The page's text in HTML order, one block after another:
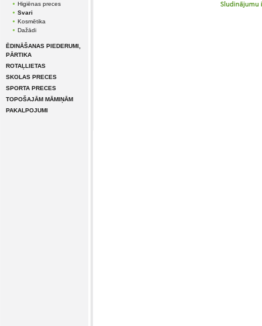
Higiēnas preces
Svari
Kosmētika
Dažādi
ĒDINĀŠANAS PIEDERUMI,
PĀRTIKA
ROTAĻLIETAS
SKOLAS PRECES
SPORTA PRECES
TOPOŠAJĀM MĀMIŅĀM
PAKALPOJUMI